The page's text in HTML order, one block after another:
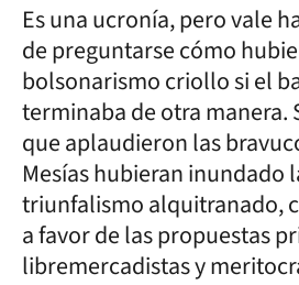
Es una ucronía, pero vale
de preguntarse cómo
bolsonarismo criollo si el
terminaba de otra manera.
que aplaudieron las
Mesías hubieran inundado
triunfalismo alquitranado,
a favor de las propuestas
libremercadistas y